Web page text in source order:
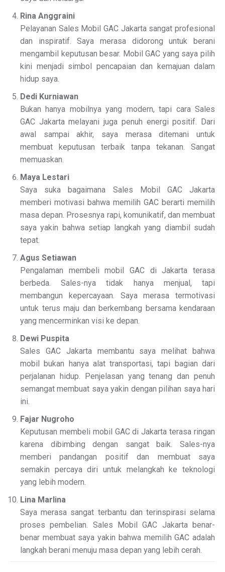
Rina Anggraini
Pelayanan Sales Mobil GAC Jakarta sangat profesional
dan inspiratif. Saya merasa didorong untuk berani
mengambil keputusan besar. Mobil GAC yang saya pilih
kini menjadi simbol pencapaian dan kemajuan dalam
hidup saya.
Dedi Kurniawan
Bukan hanya mobilnya yang modern, tapi cara Sales
GAC Jakarta melayani juga penuh energi positif. Dari
awal sampai akhir, saya merasa ditemani untuk
membuat keputusan terbaik tanpa tekanan. Sangat
memuaskan.
Maya Lestari
Saya suka bagaimana Sales Mobil GAC Jakarta
memberi motivasi bahwa memilih GAC berarti memilih
masa depan. Prosesnya rapi, komunikatif, dan membuat
saya yakin bahwa setiap langkah yang diambil sudah
tepat.
Agus Setiawan
Pengalaman membeli mobil GAC di Jakarta terasa
berbeda. Sales-nya tidak hanya menjual, tapi
membangun kepercayaan. Saya merasa termotivasi
untuk terus maju dan berkembang bersama kendaraan
yang mencerminkan visi ke depan.
Dewi Puspita
Sales GAC Jakarta membantu saya melihat bahwa
mobil bukan hanya alat transportasi, tapi bagian dari
perjalanan hidup. Penjelasan yang tenang dan penuh
semangat membuat saya yakin dengan pilihan saya hari
ini.
Fajar Nugroho
Keputusan membeli mobil GAC di Jakarta terasa ringan
karena dibimbing dengan sangat baik. Sales-nya
memberi pandangan positif dan membuat saya
semakin percaya diri untuk melangkah ke teknologi
yang lebih modern.
Lina Marlina
Saya merasa sangat terbantu dan terinspirasi selama
proses pembelian. Sales Mobil GAC Jakarta benar-
benar membuat saya yakin bahwa memilih GAC adalah
langkah berani menuju masa depan yang lebih cerah.